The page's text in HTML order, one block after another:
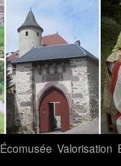
Écomusée Valorisation